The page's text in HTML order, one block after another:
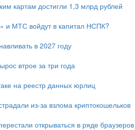
картам достигли 1,3 млрд рублей
и МТС войдут в капитал НСПК?
в 2027 году
втрое за три года
на реестр данных юрлиц
из-за взлома криптокошельков
открываться в ряде браузеров